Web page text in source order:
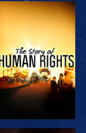
ΠΑΡΑΚΟΛΟΥΘΗΣΤΕ